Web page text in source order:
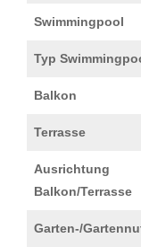
Swimmingpool
Typ
Balkon
Terrasse
Ausrichtung
Balkon/Terrasse
Garten-/